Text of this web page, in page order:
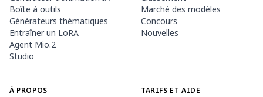
Boîte à outils
Générateurs thématiques
Entraîner un LoRA
Agent Mio.2
Studio
Marché des modèles
Concours
Nouvelles
À PROPOS TARIFS ET AIDE